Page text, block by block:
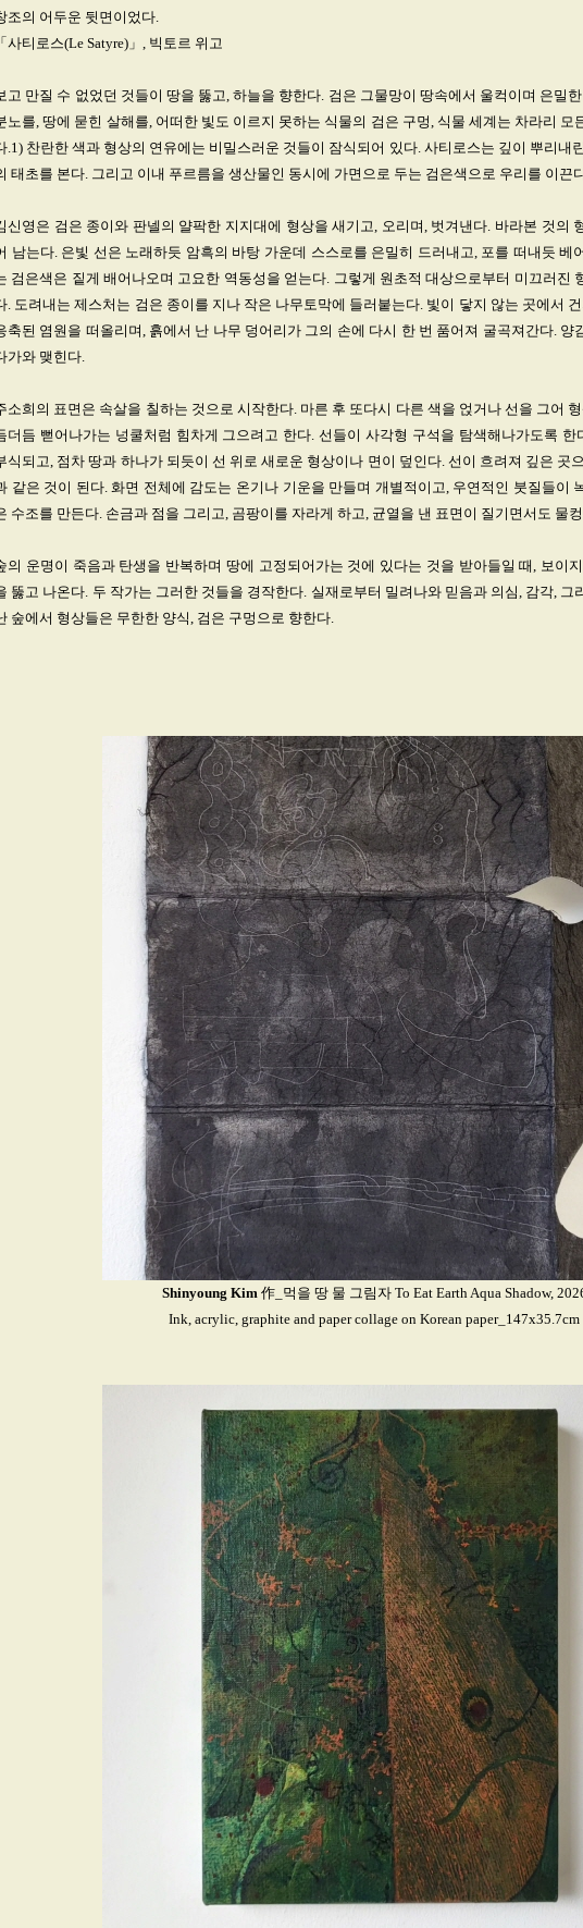
조의 어두운 뒷면이었다.
「사티로스(Le Satyre)」, 빅토르 위고
고 만질 수 없었던 것들이 땅을 뚫고, 하늘을 향한다. 검은 그물망이 땅속에서 울컥이며 은밀
노를, 땅에 묻힌 살해를, 어떠한 빛도 이르지 못하는 식물의 검은 구멍, 식물 세계는 차라리 모
.1) 찬란한 색과 형상의 연유에는 비밀스러운 것들이 잠식되어 있다. 사티로스는 깊이 뿌리내
태초를 본다. 그리고 이내 푸르름을 생산물인 동시에 가면으로 두는 검은색으로 우리를 이끈
신영은 검은 종이와 판넬의 얄팍한 지지대에 형상을 새기고, 오리며, 벗겨낸다. 바라본 것의
남는다. 은빛 선은 노래하듯 암흑의 바탕 가운데 스스로를 은밀히 드러내고, 포를 떠내듯 베
검은색은 짙게 배어나오며 고요한 역동성을 얻는다. 그렇게 원초적 대상으로부터 미끄러진
. 도려내는 제스처는 검은 종이를 지나 작은 나무토막에 들러붙는다. 빛이 닿지 않는 곳에서
축된 염원을 떠올리며, 흙에서 난 나무 덩어리가 그의 손에 다시 한 번 품어져 굴곡져간다. 양
가와 맺힌다.
소희의 표면은 속살을 칠하는 것으로 시작한다. 마른 후 또다시 다른 색을 얹거나 선을 그어
더듬 뻗어나가는 넝쿨처럼 힘차게 그으려고 한다. 선들이 사각형 구석을 탐색해나가도록 한
식되고, 점차 땅과 하나가 되듯이 선 위로 새로운 형상이나 면이 덮인다. 선이 흐려져 깊은 곳
같은 것이 된다. 화면 전체에 감도는 온기나 기운을 만들며 개별적이고, 우연적인 붓질들이
수조를 만든다. 손금과 점을 그리고, 곰팡이를 자라게 하고, 균열을 낸 표면이 질기면서도 물
의 운명이 죽음과 탄생을 반복하며 땅에 고정되어가는 것에 있다는 것을 받아들일 때, 보이
뚫고 나온다. 두 작가는 그러한 것들을 경작한다. 실재로부터 밀려나와 믿음과 의심, 감각, 그
숲에서 형상들은 무한한 양식, 검은 구멍으로 향한다.
Shinyoung Kim作_먹을 땅 물 그림자 To Eat Earth Aqua Shadow,
Ink, acrylic, graphite and paper collage on Korean paper_147x35.7cm